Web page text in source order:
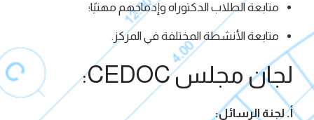
متابعة الطلاب الدكتوراه وإدماجهم مهنيًا؛
متابعة الأنشطة المختلفة في المركز.
لجان مجلس CEDOC:
أ. لجنة الرسائل: